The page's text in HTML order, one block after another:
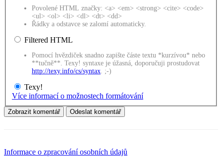
Povolené HTML značky: <a> <em> <strong> <cite> <code>
<ul> <ol> <li> <dl> <dt> <dd>
Řádky a odstavce se zalomí automaticky.
Filtered HTML
Pomocí hvězdiček snadno zapište částe textu *kurzívou* nebo
**tučně**. Texy! syntaxe je úžasná, doporučuji prostudovat
http://texy.info/cs/syntax . ;-)
Texy!
Více informací o možnostech formátování
Informace o zpracování osobních údajů